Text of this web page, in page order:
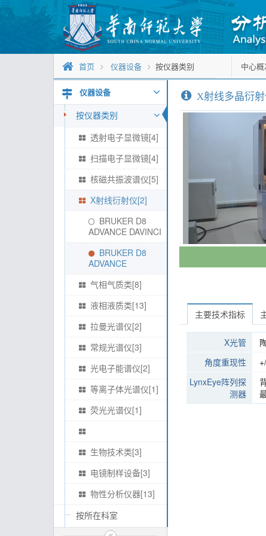
首页 仪器设备 按仪器类别 中心
仪器设备
按仪器类别
透射电子显微镜[4]
扫描电子显微镜[4]
核磁共振波谱仪[5]
X射线衍射仪[2]
BRUKER D8
ADVANCE DAVINCI
BRUKER D8
ADVANCE
气相气质类[8]
液相液质类[13]
拉曼光谱仪[2]
常规光谱仪[3]
光电子能谱仪[2]
等离子体光谱仪[1]
荧光光谱仪[1]
生物技术类[3]
电镜制样设备[3]
物性分析仪器[13]
按所在科室
X射线多晶衍
主要技术指标
X光管
角度重现性
LynxEye阵列探
测器